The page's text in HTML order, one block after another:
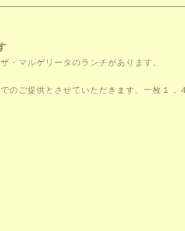
・マルゲリータのランチがあります。
のご提供とさせていただきます。一枚１，